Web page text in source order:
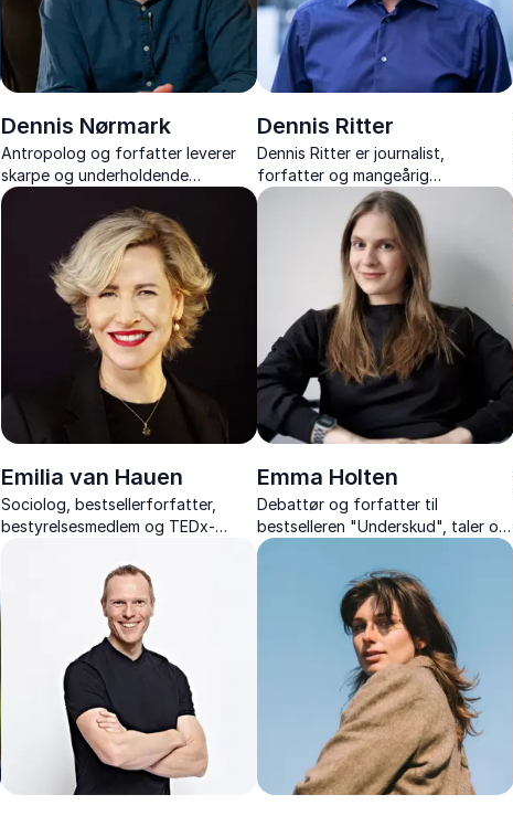
Dennis Nørmark
Antropolog og forfatter leverer
skarpe og underholdende
foredrag om pseudoarbejde,
kulturforståelse og fremtidens
arbejdsmarked.
Dennis Ritter
Dennis Ritter er journalist,
forfatter og mangeårig
kommentator på Tour de France.
Hør om sportens drama, historie
og kultur med både indsigt og
Emilia van Hauen
Sociolog, bestsellerforfatter,
bestyrelsesmedlem og TEDx-
Emma Holten
Debattør og forfatter til
bestselleren "Underskud", taler om
sammenhængen mellem værdi,
omsorg og samfundsøkonomi.